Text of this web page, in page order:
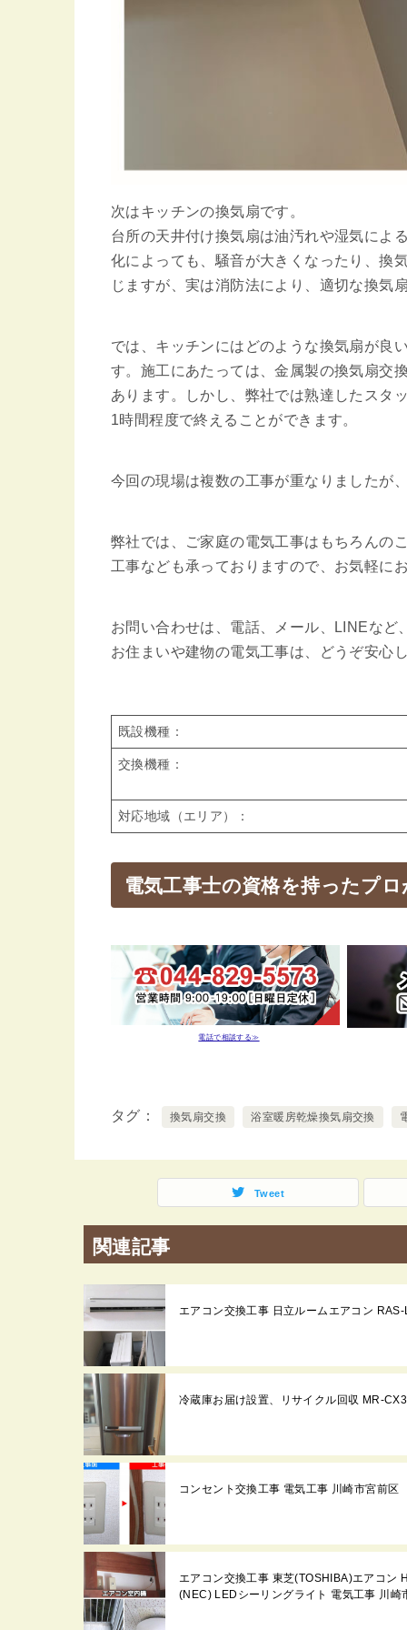
次はキッチンの換気扇です。
台所の天井付け換気扇は油汚れや湿気によ
化によっても、騒音が大きくなったり、換
じますが、実は消防法により、適切な換気
では、キッチンにはどのような換気扇が良
す。施工にあたっては、金属製の換気扇交
あります。しかし、弊社では熟達したスタ
1時間程度で終えることができます。
今回の現場は複数の工事が重なりましたが
弊社では、ご家庭の電気工事はもちろんの
工事なども承っておりますので、お気軽に
お問い合わせは、電話、メール、LINEな
お住まいや建物の電気工事は、どうぞ安心
既設機種：
交換機種：
対応地域（エリア）：
電気工事士の資格を持ったプ
電話で相談する≫
タグ 換気扇交換 浴室暖房乾燥換気扇交換
Tweet
関連記事
エアコン交換工事 日立ルームエアコン
冷蔵庫お届け設置、リサイクル回収 MR-
コンセント交換工事 電気工事 川崎市宮前区
エアコン交換工事 東芝(TOSHIBA)エアコン
(NEC) LEDシーリングライト 電気工事 川崎